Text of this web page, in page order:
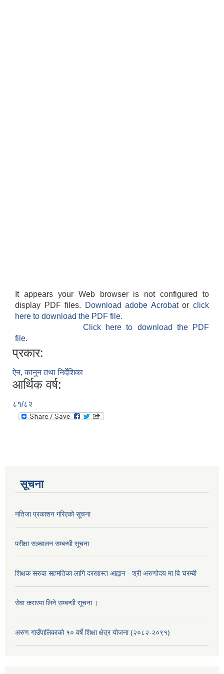
It appears your Web browser is not configured to
display PDF files.
Download adobe Acrobatorclick
here to download the PDF file.
Click here to download the PDF
file.
प्रकार:
ऐन, कानुन तथा निर्देशिका
आर्थिक वर्ष:
८१/८२
सूचना
नतिजा प्रकाशन गरिएको सूचना
परीक्षा सञ्चालन सम्बन्धी सूचना
शिक्षक सरुवा सहमतिका लागि दरखास्त आह्वान - श्री अरुणोदय मा वि चरम्बी
सेवा करारमा लिने सम्बन्धी सूचना ।
अरुण गाउँपालिकाको १० वर्षे शिक्षा क्षेत्र योजना (२०८२-२०९१)